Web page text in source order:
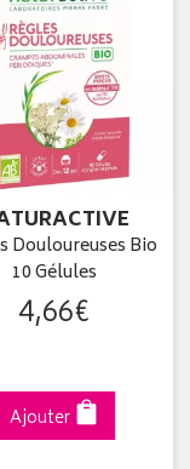
Douloureuses Bio
10 Gélules
4,66€
Ajouter